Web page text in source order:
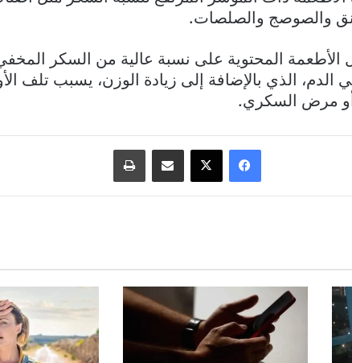
والصوصج والصلصات.
الأطعمة المحتوية على نسبة عالية من السكر
الدم، الذي بالإضافة إلى زيادة الوزن، يسبب تلف
أو مرض السكري.
فيسبوك ‫X مشاركة عبر البريد طباعة